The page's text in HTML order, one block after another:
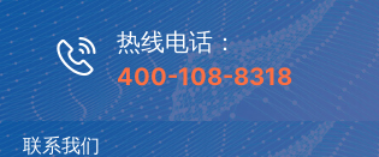
热线电话：
400-108-8318
联系我们